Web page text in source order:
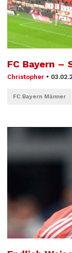
FC Bayern –
Christopher •
FC Bayern Männer